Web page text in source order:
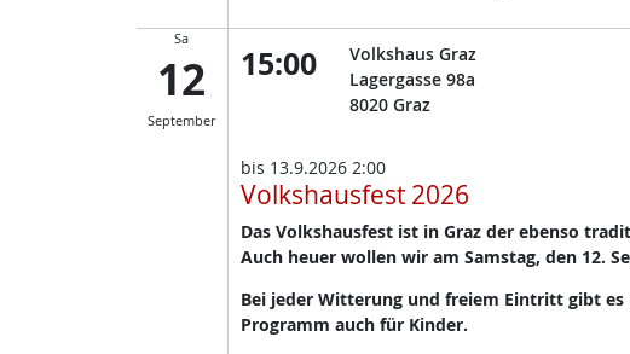
Sa
12
September
15:00
Volkshaus Graz
Lagergasse 98a
8020 Graz
bis 13.9.2026 2:00
Volkshausfest 2026
Das Volkshausfest ist in Graz der ebenso
Auch heuer wollen wir am Samstag, den 12.
Bei jeder Witterung und freiem Eintritt gibt
Programm auch für Kinder.